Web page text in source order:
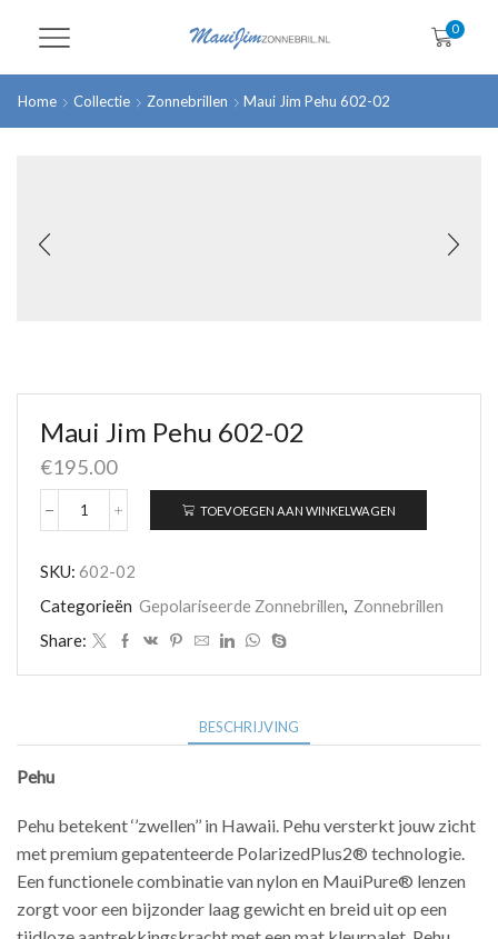
0
Home Collectie Zonnebrillen Maui Jim Pehu 602-02
Maui Jim Pehu 602-02
€195.00
Maui
602-
aantal
TOEVOEGEN AAN WINKELWAGEN
SKU: 602-02
Categorieën Gepolariseerde Zonnebrillen, Zonnebrillen
Share:
BESCHRIJVING
Pehu
Pehu betekent ‘’zwellen’’ in Hawaii. Pehu versterkt jouw zicht
met premium gepatenteerde PolarizedPlus2® technologie.
Een functionele combinatie van nylon en MauiPure® lenzen
zorgt voor een bijzonder laag gewicht en breid uit op een